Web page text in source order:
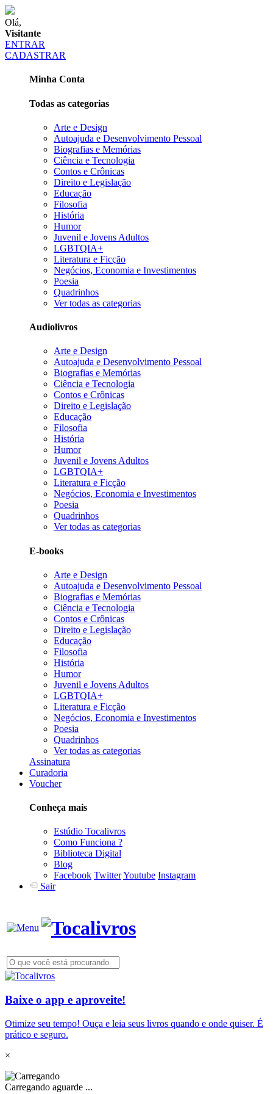
Olá,
Visitante
ENTRAR
CADASTRAR
Minha Conta
Todas as categorias
Arte e Design
Autoajuda e Desenvolvimento Pessoal
Biografias e Memórias
Ciência e Tecnologia
Contos e Crônicas
Direito e Legislação
Educação
Filosofia
História
Humor
Juvenil e Jovens Adultos
LGBTQIA+
Literatura e Ficção
Negócios, Economia e Investimentos
Poesia
Quadrinhos
Ver todas as categorias
Audiolivros
Arte e Design
Autoajuda e Desenvolvimento Pessoal
Biografias e Memórias
Ciência e Tecnologia
Contos e Crônicas
Direito e Legislação
Educação
Filosofia
História
Humor
Juvenil e Jovens Adultos
LGBTQIA+
Literatura e Ficção
Negócios, Economia e Investimentos
Poesia
Quadrinhos
Ver todas as categorias
E-books
Arte e Design
Autoajuda e Desenvolvimento Pessoal
Biografias e Memórias
Ciência e Tecnologia
Contos e Crônicas
Direito e Legislação
Educação
Filosofia
História
Humor
Juvenil e Jovens Adultos
LGBTQIA+
Literatura e Ficção
Negócios, Economia e Investimentos
Poesia
Quadrinhos
Ver todas as categorias
Assinatura
Curadoria
Voucher
Conheça mais
Estúdio Tocalivros
Como Funciona ?
Biblioteca Digital
Blog
Facebook TwitterYoutube Instagram
Sair
Baixe o app e aproveite!
Otimize seu tempo! Ouça e leia seus livros quando e onde quiser. É
prático e seguro.
×
Carregando aguarde ...